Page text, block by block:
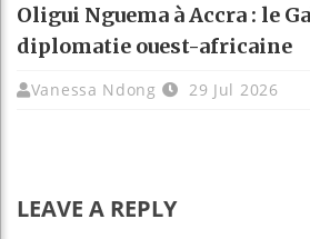
Oligui Nguema à Accra : le
diplomatie ouest-africaine
Vanessa Ndong 29 Jul 2026
LEAVE A REPLY